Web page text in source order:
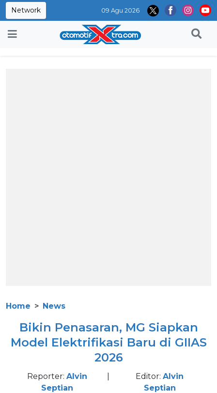
Network 09 Agu 2026
Home News
Bikin Penasaran, MG Siapkan
Model Elektrifikasi Baru di GIIAS
2026
Reporter: Alvin
Septian
Editor:Alvin
Septian